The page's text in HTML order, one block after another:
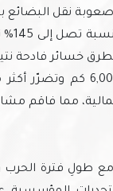
نقل البضائع
مما فاقم
طولِ فترة الحرب